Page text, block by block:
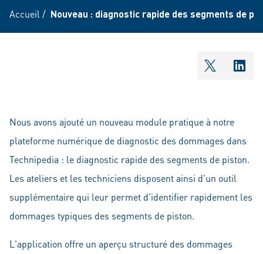
Accueil / Nouveau : diagnostic rapide des segments de
Nous avons ajouté un nouveau module pratique à notre
plateforme numérique de diagnostic des dommages dans
Technipedia : le diagnostic rapide des segments de piston.
Les ateliers et les techniciens disposent ainsi d'un outil
supplémentaire qui leur permet d'identifier rapidement les
dommages typiques des segments de piston.
L'application offre un aperçu structuré des dommages